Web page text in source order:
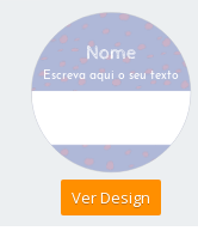
Ver Design